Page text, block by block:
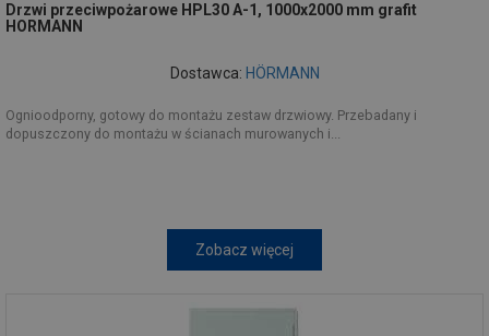
Drzwi przeciwpożarowe HPL30 A-1, 1000x2000 mm grafit
HORMANN
Dostawca: HÖRMANN
Ognioodporny, gotowy do montażu zestaw drzwiowy. Przebadany i
dopuszczony do montażu w ścianach murowanych i...
Zobacz więcej